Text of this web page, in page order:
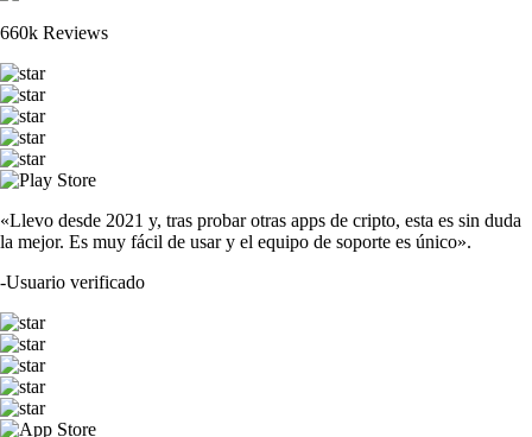
660k Reviews
«Llevo desde 2021 y, tras probar otras apps de cripto, esta es sin duda
la mejor. Es muy fácil de usar y el equipo de soporte es único».
-Usuario verificado